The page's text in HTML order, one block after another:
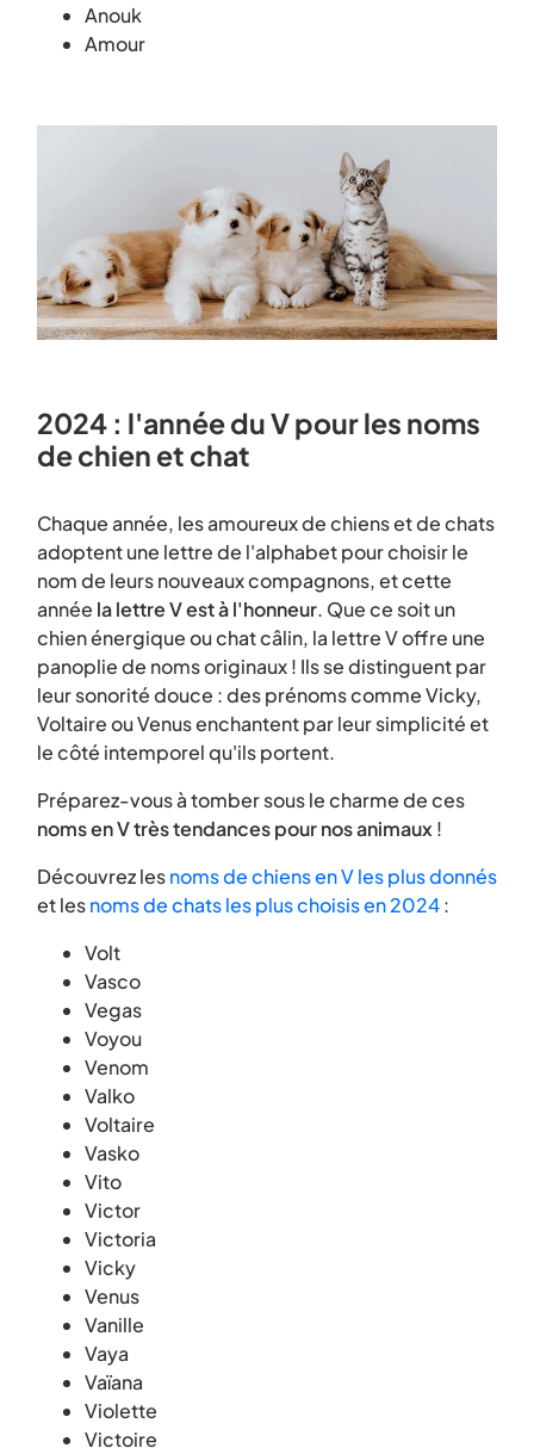
Anouk
Amour
2024 : l'année du V pour les noms
de chien et chat
Chaque année, les amoureux de chiens et de chats
adoptent une lettre de l'alphabet pour choisir le
nom de leurs nouveaux compagnons, et cette
année la lettre V est à l'honneur. Que ce soit un
chien énergique ou chat câlin, la lettre V offre une
panoplie de noms originaux ! Ils se distinguent par
leur sonorité douce : des prénoms comme Vicky,
Voltaire ou Venus enchantent par leur simplicité et
le côté intemporel qu'ils portent.
Préparez-vous à tomber sous le charme de ces
noms en V très tendances pour nos animaux !
Découvrez lesnoms de chiens en V les plus donnés
et lesnoms de chats les plus choisis en 2024:
Volt
Vasco
Vegas
Voyou
Venom
Valko
Voltaire
Vasko
Vito
Victor
Victoria
Vicky
Venus
Vanille
Vaya
Vaïana
Violette
Victoire